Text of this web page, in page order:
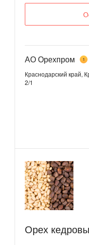
АО Орехпром 1
Краснодарский край,
2/1
Орех